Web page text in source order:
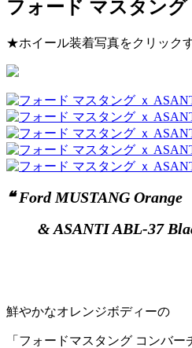
フォード マスタン
★ホイール装着写真をクリック
❝ Ford MUSTANG Orange
& ASANTI ABL-37
鮮やかなオレンジボディーの
「フォードマスタング コンバー